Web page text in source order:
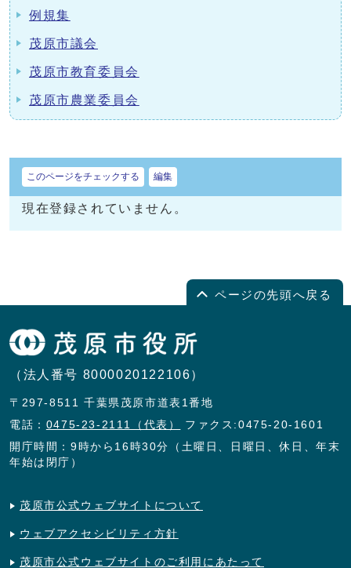
例規集
茂原市議会
茂原市教育委員会
茂原市農業委員会
このページをチェックする 編集
現在登録されていません。
ページの先頭へ戻る
（法人番号 8000020122106）
〒297-8511 千葉県茂原市道表1番地
電話： 0475-23-2111（代表）
ファクス:0475-20-1601
開庁時間：9時から16時30分（土曜日、日曜日、休日、年末
年始は閉庁）
茂原市公式ウェブサイトについて
ウェブアクセシビリティ方針
茂原市公式ウェブサイトのご利用にあたって